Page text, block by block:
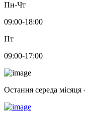
Пн-Чт
09:00-18:00
Пт
09:00-17:00
Остання середа місяця